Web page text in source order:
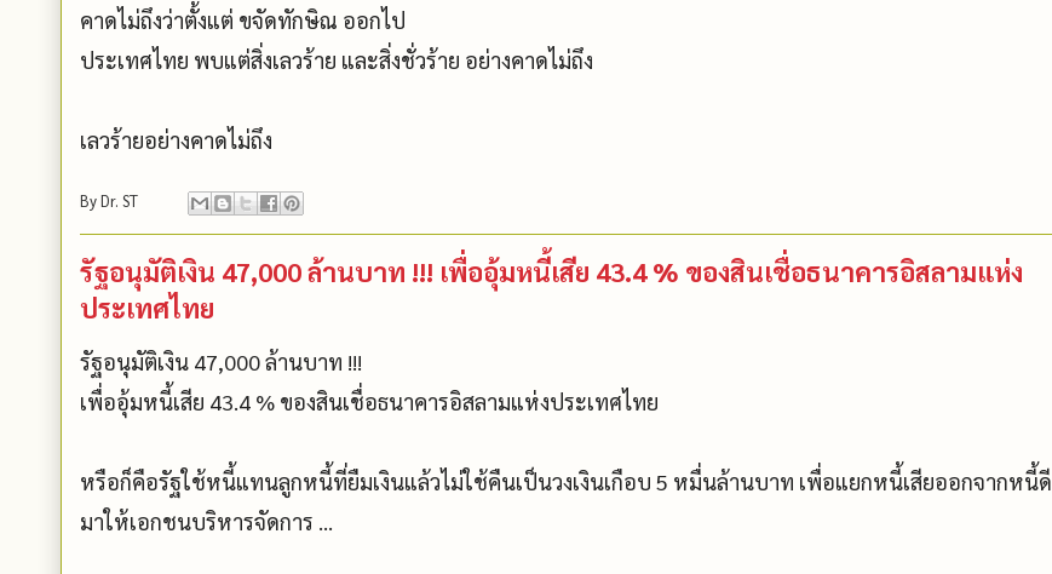
คาดไม่ถึงว่าตั้งแต่ ขจัดทักษิณ ออกไป
ประเทศไทย พบแต่สิ่งเลวร้าย และสิ่งชั่วร้าย อย่างคาดไม่ถึง
เลวร้ายอย่างคาดไม่ถึง
ByDr. ST
รัฐอนุมัติเงิน 47,000 ล้านบาท !!! เพื่ออุ้มหนี้เสีย 43.4 % ของสินเชื่อธนาคารอิสลามแห่ง
ประเทศไทย
รัฐอนุมัติเงิน 47,000 ล้านบาท !!!
เพื่ออุ้มหนี้เสีย 43.4 % ของสินเชื่อธนาคารอิสลามแห่งประเทศไทย
หรือก็คือรัฐใช้หนี้แทนลูกหนี้ที่ยืมเงินแล้วไม่ใช้คืนเป็นวงเงินเกือบ 5 หมื่นล้านบาท เพื่อแยกหนี้เสียออกจากหนี้ดี
มาให้เอกชนบริหารจัดการ ...